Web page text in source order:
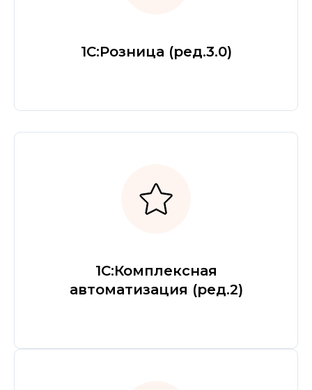
1С:Розница (ред.3.0)
1С:Комплексная
автоматизация (ред.2)